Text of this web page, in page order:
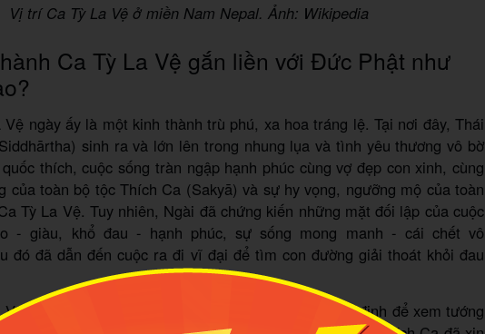
Vị trí Ca Tỳ La Vệ ở miền Nam Nepal. Ảnh: Wikipedia
Ca Tỳ La Vệ gắn liền với Đức Phật như
Vệ ngày ấy là một kinh thành trù phú, xa hoa tráng lệ. Tại nơi đây, Thái
sinh ra và lớn lên trong nhung lụa và tình yêu thương vô bờ
thích, cuộc sống tràn ngập hạnh phúc cùng vợ đẹp con xinh, cùng
của toàn bộ tộc Thích Ca (Sakyā) và sự hy vọng, ngưỡng mộ của toàn
Tỳ La Vệ. Tuy nhiên, Ngài đã chứng kiến những mặt đối lập của cuộc
- giàu, khổ đau - hạnh phúc, sự sống mong manh - cái chết vô
đó đã dẫn đến cuộc ra đi vĩ đại để tìm con đường giải thoát khỏi đau
Vệ cũng là nơi đạo sư A Tư Đà (Asita) đã ngồi thiền định để xem tướng